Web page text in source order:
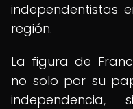
independentistas
región.
La figura de
no solo por su